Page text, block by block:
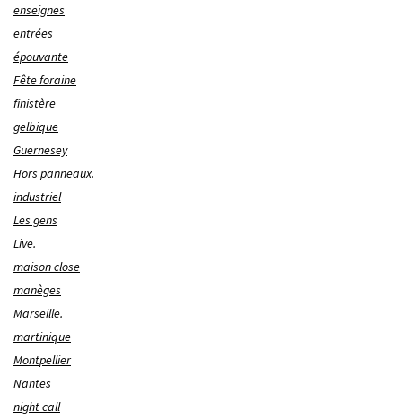
enseignes
entrées
épouvante
Fête foraine
finistère
gelbique
Guernesey
Hors panneaux.
industriel
Les gens
Live.
maison close
manèges
Marseille.
martinique
Montpellier
Nantes
night call